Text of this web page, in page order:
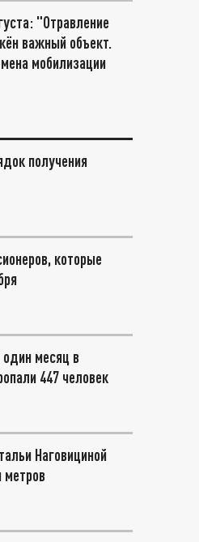
"Отравление
важный объект.
мобилизации
получения
которые
месяц в
447 человек
Наговициной
метров